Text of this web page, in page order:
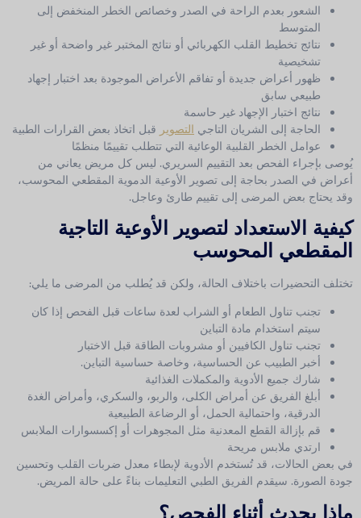
الشعور بعدم الراحة في الصدر وخصائص الخطر المنخفض إلى
المتوسط
نتائج تخطيط القلب الكهربائي أو نتائج المختبر غير واضحة أو غير
تشخيصية
ظهور أعراض جديدة أو تفاقم الأعراض الموجودة بعد اختبار إجهاد
طبيعي سابق
نتائج اختبار الإجهاد غير حاسمة
الحاجة إلى الشريان التاجي التصوير قبل اتخاذ بعض القرارات الطبية
عوامل الخطر القلبية الوعائية التي تتطلب تقييمًا منظمًا
يُوصى بإجراء الفحص بعد التقييم السريري. ليس كل مريض يعاني من
أعراض في الصدر بحاجة إلى تصوير الأوعية الدموية المقطعي المحوسب،
وقد يحتاج بعض المرضى إلى تقييم طارئ وعاجل.
كيفية الاستعداد لتصوير الأوعية التاجية
المقطعي المحوسب
تختلف التحضيرات باختلاف الحالة، ولكن قد يُطلب من المرضى ما يلي:
تجنب تناول الطعام أو الشراب لعدة ساعات قبل الفحص إذا كان
سيتم استخدام مادة التباين
تجنب تناول الكافيين أو مشروبات الطاقة قبل الاختبار
أخبر الطبيب عن الحساسية، وخاصة حساسية التباين.
شارك جميع الأدوية والمكملات الغذائية
أبلغ الفريق عن أمراض الكلى، والربو، والسكري، وأمراض الغدة
الدرقية، واحتمالية الحمل، أو الرضاعة الطبيعية
قم بإزالة القطع المعدنية مثل المجوهرات أو إكسسوارات الملابس
ارتدي ملابس مريحة
في بعض الحالات، قد تُستخدم الأدوية لإبطاء معدل ضربات القلب وتحسين
جودة الصورة. سيقدم الفريق الطبي التعليمات بناءً على حالة المريض.
ماذا يحدث أثناء الفحص؟